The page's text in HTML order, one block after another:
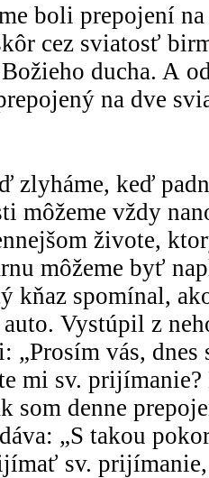
boli prepojení
cez sviatosť
ducha. A
na dve
zlyháme, keď
môžeme vždy
živote,
môžeme byť
kňaz spomínal,
Vystúpil z
vás, dnes
mi sv.
som denne
„S takou
sv.